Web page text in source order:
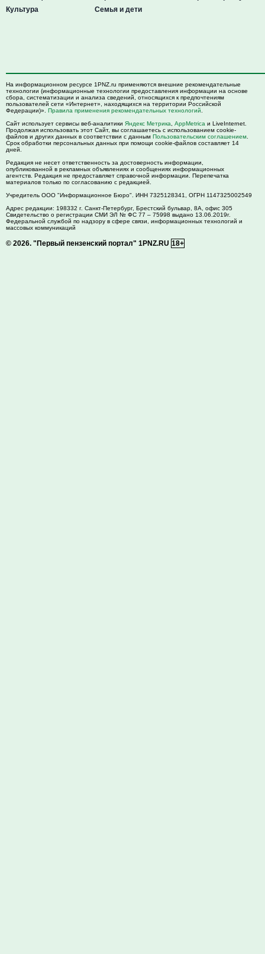
Культура
Семья и дети
На информационном ресурсе 1PNZ.ru применяются внешние рекомендательные
технологии (информационные технологии предоставления информации на основе
сбора, систематизации и анализа сведений, относящихся к предпочтениям
пользователей сети «Интернет», находящихся на территории Российской
Федерации)». Правила применения рекомендательных технологий
Сайт использует сервисы веб-аналитики Яндекс Метрика AppMetrica и LiveInternet.
Продолжая использовать этот Сайт, вы соглашаетесь с использованием cookie-
файлов и других данных в соответствии с данным Пользовательским соглашением
Срок обработки персональных данных при помощи cookie-файлов составляет 14
дней.
Редакция не несет ответственность за достоверность информации,
опубликованной в рекламных объявлениях и сообщениях информационных
агентств. Редакция не предоставляет справочной информации. Перепечатка
материалов только по согласованию с редакцией.
Учредитель ООО "Информационное Бюро". ИНН 7325128341, ОГРН 1147325002549
Адрес редакции: 198332 г. Санкт-Петербург, Брестский бульвар, 8А, офис 305
Свидетельство о регистрации СМИ ЭЛ № ФС 77 – 75998 выдано 13.06.2019г.
Федеральной службой по надзору в сфере связи, информационных технологий и
массовых коммуникаций
© 2026. "Первый пензенский портал" 1PNZ.RU 18+